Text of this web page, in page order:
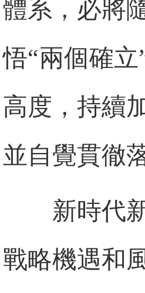
體系，必將
悟“兩個確
高度，持續
並自覺貫徹
新時代
戰略機遇和